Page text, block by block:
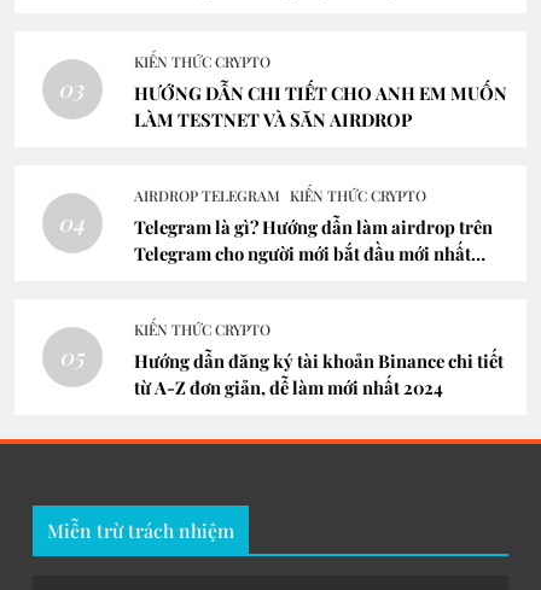
03
KIẾN THỨC CRYPTO
HƯỚNG DẪN CHI TIẾT CHO ANH EM MUỐN
LÀM TESTNET VÀ SĂN AIRDROP
04
AIRDROP TELEGRAM KIẾN THỨC CRYPTO
Telegram là gì? Hướng dẫn làm airdrop trên
Telegram cho người mới bắt đầu mới nhất
05
KIẾN THỨC CRYPTO
Hướng dẫn đăng ký tài khoản Binance chi tiết
từ A-Z đơn giản, dễ làm mới nhất 2024
Miễn trừ trách nhiệm